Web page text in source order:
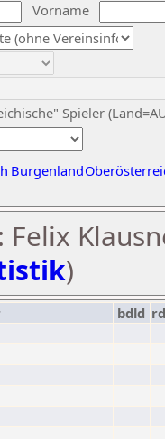
Vorname
Spieler
Burgenland
Felix
)
bdld rd